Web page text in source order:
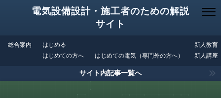
電気設備設計・施工者のための解説
サイト
総合案内
はじめる
はじめての方へ
はじめての電気（専門外の方へ）
新人教育
新人講座
サイト内記事一覧へ